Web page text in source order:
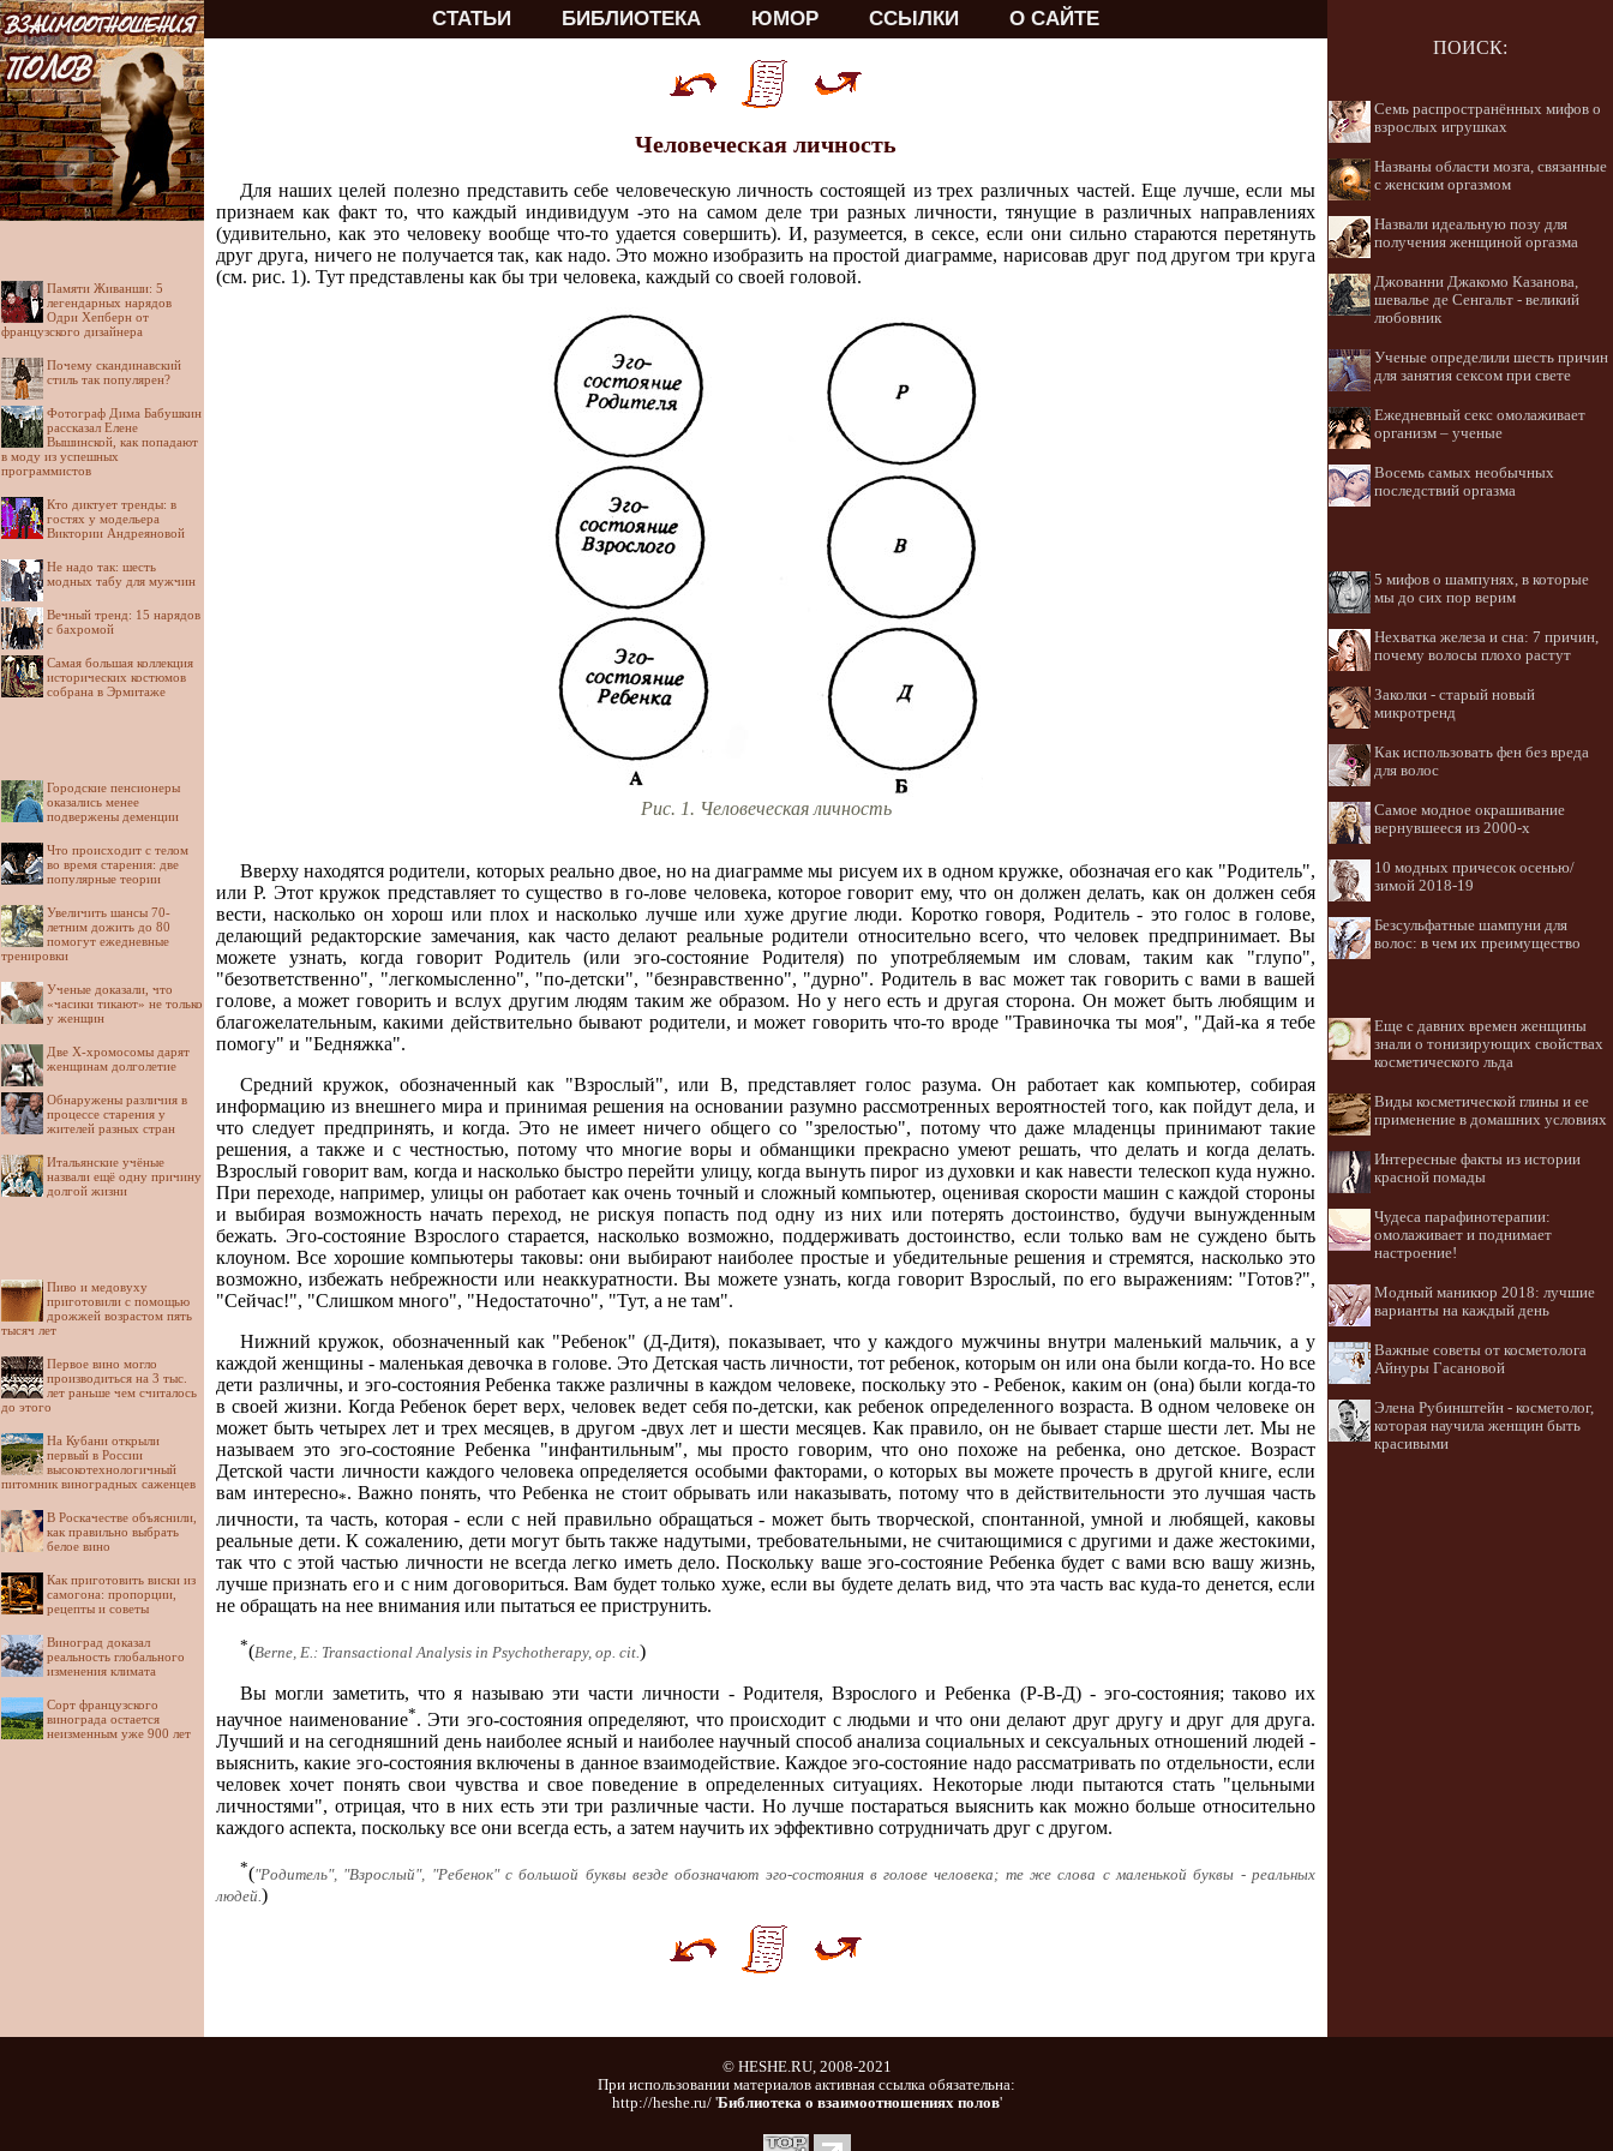
СТАТЬИ БИБЛИОТЕКА ЮМОР ССЫЛКИ О САЙТЕ
Памяти Живанши: 5
легендарных нарядов
Одри Хепберн от
французского дизайнера
Почему скандинавский
стиль так популярен?
Фотограф Дима Бабушкин
рассказал Елене
Вышинской, как попадают
в моду из успешных
программистов
Кто диктует тренды: в
гостях у модельера
Виктории Андреяновой
Не надо так: шесть
модных табу для мужчин
Вечный тренд: 15 нарядов
с бахромой
Самая большая коллекция
исторических костюмов
собрана в Эрмитаже
Городские пенсионеры
оказались менее
подвержены деменции
Что происходит с телом
во время старения: две
популярные теории
Увеличить шансы 70-
летним дожить до 80
помогут ежедневные
тренировки
Ученые доказали, что
«часики тикают» не только
у женщин
Две Х-хромосомы дарят
женщинам долголетие
Обнаружены различия в
процессе старения у
жителей разных стран
Итальянские учёные
назвали ещё одну причину
долгой жизни
Пиво и медовуху
приготовили с помощью
дрожжей возрастом пять
тысяч лет
Первое вино могло
производиться на 3 тыс.
лет раньше чем считалось
до этого
На Кубани открыли
первый в России
высокотехнологичный
питомник виноградных саженцев
В Роскачестве объяснили,
как правильно выбрать
белое вино
Как приготовить виски из
самогона: пропорции,
рецепты и советы
Виноград доказал
реальность глобального
изменения климата
Сорт французского
винограда остается
неизменным уже 900 лет
Человеческая личность
Для наших целей полезно представить себе человеческую личность состоящей из трех различных частей. Еще лучше, если мы
признаем как факт то, что каждый индивидуум -это на самом деле три разных личности, тянущие в различных направлениях
(удивительно, как это человеку вообще что-то удается совершить). И, разумеется, в сексе, если они сильно стараются перетянуть
друг друга, ничего не получается так, как надо. Это можно изобразить на простой диаграмме, нарисовав друг под другом три круга
(см. рис. 1). Тут представлены как бы три человека, каждый со своей головой.
Рис. 1. Человеческая личность
Вверху находятся родители, которых реально двое, но на диаграмме мы рисуем их в одном кружке, обозначая его как "Родитель",
или Р. Этот кружок представляет то существо в го-лове человека, которое говорит ему, что он должен делать, как он должен себя
вести, насколько он хорош или плох и насколько лучше или хуже другие люди. Коротко говоря, Родитель - это голос в голове,
делающий редакторские замечания, как часто делают реальные родители относительно всего, что человек предпринимает. Вы
можете узнать, когда говорит Родитель (или эго-состояние Родителя) по употребляемым им словам, таким как "глупо",
"безответственно", "легкомысленно", "по-детски", "безнравственно", "дурно". Родитель в вас может так говорить с вами в вашей
голове, а может говорить и вслух другим людям таким же образом. Но у него есть и другая сторона. Он может быть любящим и
благожелательным, какими действительно бывают родители, и может говорить что-то вроде "Травиночка ты моя", "Дай-ка я тебе
помогу" и "Бедняжка".
Средний кружок, обозначенный как "Взрослый", или В, представляет голос разума. Он работает как компьютер, собирая
информацию из внешнего мира и принимая решения на основании разумно рассмотренных вероятностей того, как пойдут дела, и
что следует предпринять, и когда. Это не имеет ничего общего со "зрелостью", потому что даже младенцы принимают такие
решения, а также и с честностью, потому что многие воры и обманщики прекрасно умеют решать, что делать и когда делать.
Взрослый говорит вам, когда и насколько быстро перейти улицу, когда вынуть пирог из духовки и как навести телескоп куда нужно.
При переходе, например, улицы он работает как очень точный и сложный компьютер, оценивая скорости машин с каждой стороны
и выбирая возможность начать переход, не рискуя попасть под одну из них или потерять достоинство, будучи вынужденным
бежать. Эго-состояние Взрослого старается, насколько возможно, поддерживать достоинство, если только вам не суждено быть
клоуном. Все хорошие компьютеры таковы: они выбирают наиболее простые и убедительные решения и стремятся, насколько это
возможно, избежать небрежности или неаккуратности. Вы можете узнать, когда говорит Взрослый, по его выражениям: "Готов?",
"Сейчас!", "Слишком много", "Недостаточно", "Тут, а не там".
Нижний кружок, обозначенный как "Ребенок" (Д-Дитя), показывает, что у каждого мужчины внутри маленький мальчик, а у
каждой женщины - маленькая девочка в голове. Это Детская часть личности, тот ребенок, которым он или она были когда-то. Но все
дети различны, и эго-состояния Ребенка также различны в каждом человеке, поскольку это - Ребенок, каким он (она) были когда-то
в своей жизни. Когда Ребенок берет верх, человек ведет себя по-детски, как ребенок определенного возраста. В одном человеке он
может быть четырех лет и трех месяцев, в другом -двух лет и шести месяцев. Как правило, он не бывает старше шести лет. Мы не
называем это эго-состояние Ребенка "инфантильным", мы просто говорим, что оно похоже на ребенка, оно детское. Возраст
Детской части личности каждого человека определяется особыми факторами, о которых вы можете прочесть в другой книге, если
вам интересно*. Важно понять, что Ребенка не стоит обрывать или наказывать, потому что в действительности это лучшая часть
личности, та часть, которая - если с ней правильно обращаться - может быть творческой, спонтанной, умной и любящей, каковы
реальные дети. К сожалению, дети могут быть также надутыми, требовательными, не считающимися с другими и даже жестокими,
так что с этой частью личности не всегда легко иметь дело. Поскольку ваше эго-состояние Ребенка будет с вами всю вашу жизнь,
лучше признать его и с ним договориться. Вам будет только хуже, если вы будете делать вид, что эта часть вас куда-то денется, если
не обращать на нее внимания или пытаться ее приструнить.
*(Berne, Е.: Transactional Analysis in Psychotherapy, op. cit.)
Вы могли заметить, что я называю эти части личности - Родителя, Взрослого и Ребенка (Р-В-Д) - эго-состояния; таково их
научное наименование*. Эти эго-состояния определяют, что происходит с людьми и что они делают друг другу и друг для друга.
Лучший и на сегодняшний день наиболее ясный и наиболее научный способ анализа социальных и сексуальных отношений людей -
выяснить, какие эго-состояния включены в данное взаимодействие. Каждое эго-состояние надо рассматривать по отдельности, если
человек хочет понять свои чувства и свое поведение в определенных ситуациях. Некоторые люди пытаются стать "цельными
личностями", отрицая, что в них есть эти три различные части. Но лучше постараться выяснить как можно больше относительно
каждого аспекта, поскольку все они всегда есть, а затем научить их эффективно сотрудничать друг с другом.
*("Родитель", "Взрослый", "Ребенок" с большой буквы везде обозначают эго-состояния в голове человека; те же слова с маленькой буквы - реальных
людей.)
ПОИСК:
Семь распространённых мифов о
взрослых игрушках
Названы области мозга, связанные
с женским оргазмом
Назвали идеальную позу для
получения женщиной оргазма
Джованни Джакомо Казанова,
шевалье де Сенгальт - великий
любовник
Ученые определили шесть причин
для занятия сексом при свете
Ежедневный секс омолаживает
организм – ученые
Восемь самых необычных
последствий оргазма
5 мифов о шампунях, в которые
мы до сих пор верим
Нехватка железа и сна: 7 причин,
почему волосы плохо растут
Заколки - старый новый
микротренд
Как использовать фен без вреда
для волос
Самое модное окрашивание
вернувшееся из 2000-х
10 модных причесок осенью/
зимой 2018-19
Безсульфатные шампуни для
волос: в чем их преимущество
Еще с давних времен женщины
знали о тонизирующих свойствах
косметического льда
Виды косметической глины и ее
применение в домашних условиях
Интересные факты из истории
красной помады
Чудеса парафинотерапии:
омолаживает и поднимает
настроение!
Модный маникюр 2018: лучшие
варианты на каждый день
Важные советы от косметолога
Айнуры Гасановой
Элена Рубинштейн - косметолог,
которая научила женщин быть
красивыми
© HESHE.RU, 2008-2021
При использовании материалов активная ссылка обязательна:
http://heshe.ru/ 'Библиотека о взаимоотношениях полов'